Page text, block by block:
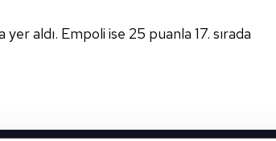
aldı. Empoli ise 25 puanla 17. sırada